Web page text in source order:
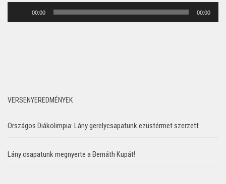
00:00 00:00
VERSENYEREDMÉNYEK
Országos Diákolimpia: Lány gerelycsapatunk ezüstérmet szerzett
Lány csapatunk megnyerte a Bernáth Kupát!